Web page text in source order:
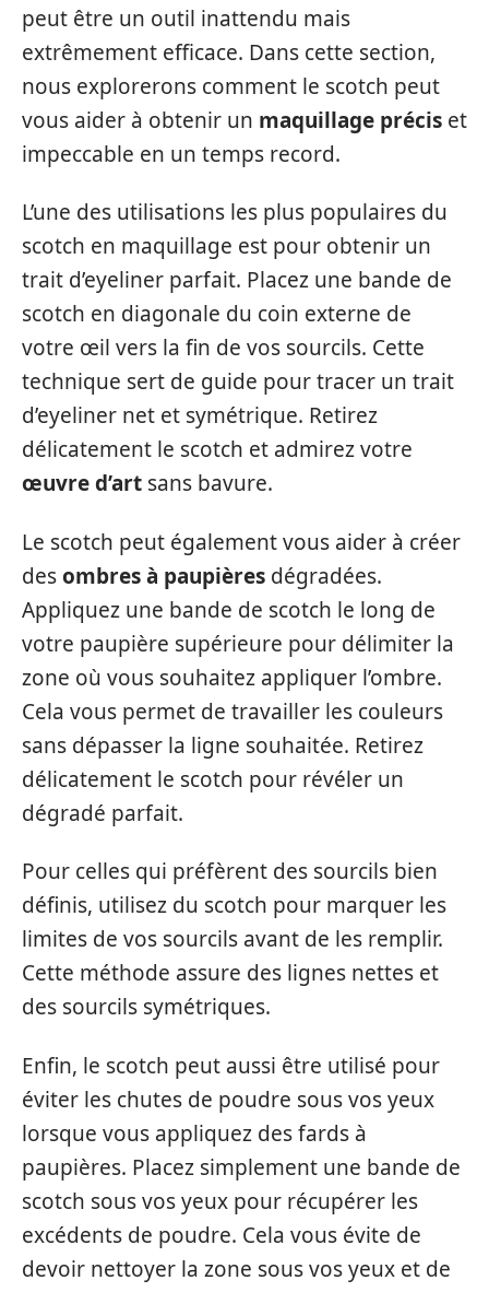
peut être un outil inattendu mais
extrêmement efficace. Dans cette section,
nous explorerons comment le scotch peut
vous aider à obtenir un maquillage précis et
impeccable en un temps record.
L’une des utilisations les plus populaires du
scotch en maquillage est pour obtenir un
trait d’eyeliner parfait. Placez une bande de
scotch en diagonale du coin externe de
votre œil vers la fin de vos sourcils. Cette
technique sert de guide pour tracer un trait
d’eyeliner net et symétrique. Retirez
délicatement le scotch et admirez votre
œuvre d’art sans bavure.
Le scotch peut également vous aider à créer
desombres à paupières dégradées.
Appliquez une bande de scotch le long de
votre paupière supérieure pour délimiter la
zone où vous souhaitez appliquer l’ombre.
Cela vous permet de travailler les couleurs
sans dépasser la ligne souhaitée. Retirez
délicatement le scotch pour révéler un
dégradé parfait.
Pour celles qui préfèrent des sourcils bien
définis, utilisez du scotch pour marquer les
limites de vos sourcils avant de les remplir.
Cette méthode assure des lignes nettes et
des sourcils symétriques.
Enfin, le scotch peut aussi être utilisé pour
éviter les chutes de poudre sous vos yeux
lorsque vous appliquez des fards à
paupières. Placez simplement une bande de
scotch sous vos yeux pour récupérer les
excédents de poudre. Cela vous évite de
devoir nettoyer la zone sous vos yeux et de